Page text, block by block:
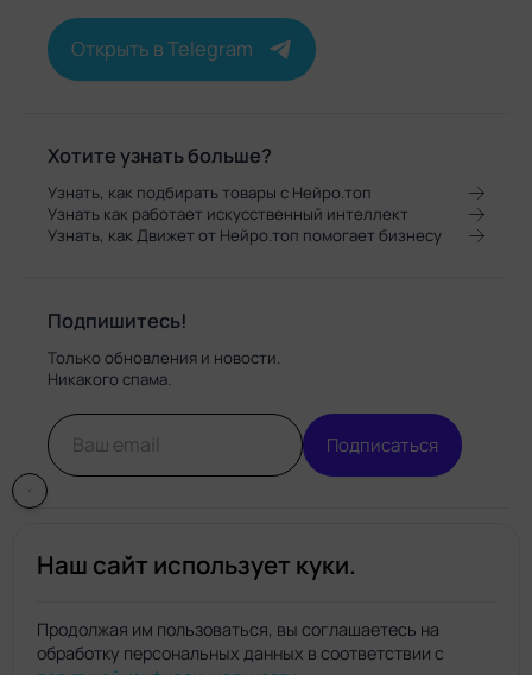
Открыть в Telegram
Хотите узнать больше?
Узнать, как подбирать товары с Нейро.топ
Узнать как работает искусственный интеллект
Узнать, как Движет от Нейро.топ помогает бизнесу
Подпишитесь!
Только обновления и новости.
Никакого спама.
Подписаться
Наш сайт использует куки.
Продолжая им пользоваться, вы соглашаетесь на
обработку персональных данных в соответствии с